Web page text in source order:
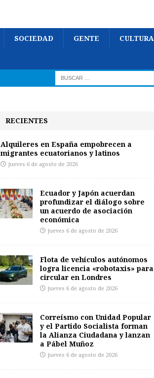
SOCIEDAD GENTE CULTURA
RECIENTES
Alquileres en España empobrecen a
migrantes ecuatorianos y latinos
jueves 6 de agosto de 2026
Ecuador y Japón acuerdan
profundizar el diálogo sobre
un acuerdo de asociación
económica
jueves 6 de agosto de 2026
Flota de vehículos autónomos
logra licencia «robotaxis» para
circular en Londres
jueves 6 de agosto de 2026
Correísmo con Unidad Popular
y el Partido Socialista forman
la Alianza Ciudadana y lanzan
a Pábel Muñoz
jueves 6 de agosto de 2026